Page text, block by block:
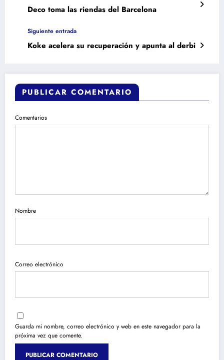
Deco toma las riendas del Barcelona
Siguiente entrada
Koke acelera su recuperación y apunta al derbi
PUBLICAR COMENTARIO
Comentarios
Nombre
Correo electrónico
Guarda mi nombre, correo electrónico y web en este navegador para la
próxima vez que comente.